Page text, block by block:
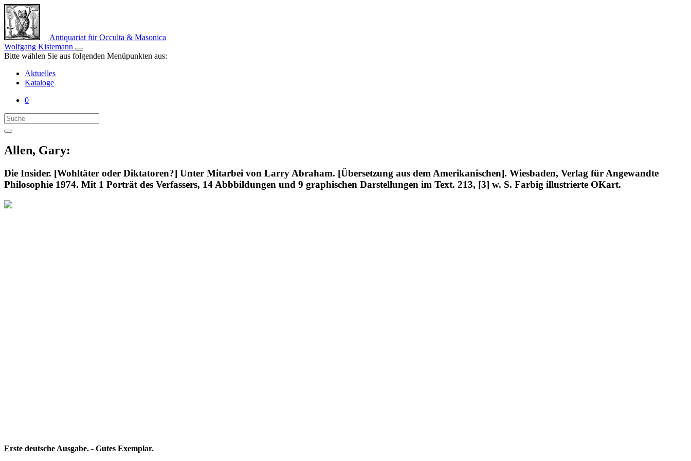
Antiquariat für Occulta & Masonica
Wolfgang Kistemann
Bitte wählen Sie aus folgenden Menüpunkten aus:
Aktuelles
Kataloge
0
Allen, Gary:
Die Insider. [Wohltäter oder Diktatoren?] Unter Mitarbei von Larry Abraham. [Übersetzung aus dem Amerikanischen]. Wiesbaden, Verlag für Angewandte
Philosophie 1974. Mit 1 Porträt des Verfassers, 14 Abbbildungen und 9 graphischen Darstellungen im Text. 213, [3] w. S. Farbig illustrierte OKart.
Erste deutsche Ausgabe. - Gutes Exemplar.